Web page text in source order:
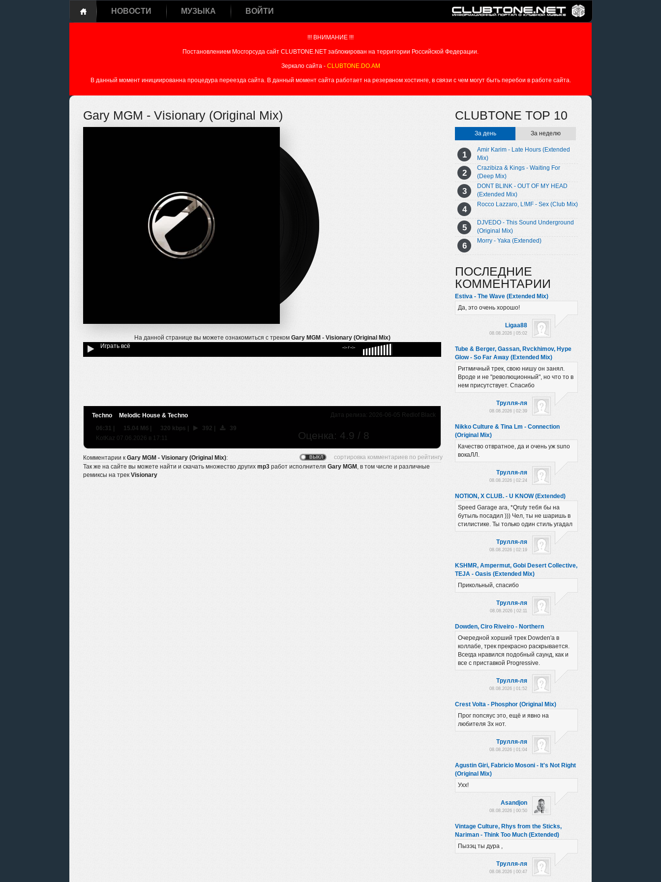
НОВОСТИ МУЗЫКА ВОЙТИ
!!! ВНИМАНИЕ !!!
Постановлением Мосгорсуда сайт CLUBTONE.NET заблокирован на территории Российской Федерации.
Зеркало сайта - CLUBTONE.DO.AM
В данный момент инициированна процедура переезда сайта. В данный момент сайта работает на резервном хостинге, в связи с чем могут быть перебои в работе сайта.
Gary MGM - Visionary (Original Mix)
На данной странице вы можете ознакомиться с треком Gary MGM - Visionary (Original Mix)
Играть всё
--:-- / --:--
Дата релиза: 2026-06-05 Redlof Black
Techno Melodic House & Techno
Оценка: 4.9 / 8
06:31 | 15.04 Мб | 320 kbps | 392 |
39
KotKaz 07.06.2026 в 17:11
Комментарии к Gary MGM - Visionary (Original Mix):
Так же на сайте вы можете найти и скачать множество других mp3 работ исполнителя Gary MGM , в том числе и различные
ремиксы на трек Visionary
CLUBTONE TOP 10
За день За неделю
Amir Karim - Late Hours (Extended
Mix)
Crazibiza & Kings - Waiting For
(Deep Mix)
DONT BLINK - OUT OF MY HEAD
(Extended Mix)
Rocco Lazzaro, L!MF - Sex (Club Mix)
DJVEDO - This Sound Underground
(Original Mix)
Morry - Yaka (Extended)
ПОСЛЕДНИЕ
КОММЕНТАРИИ
Estiva - The Wave (Extended Mix)
Да, это очень хорошо!
Ligaa88
08.08.2026 | 05:02
Tube & Berger, Gassan, Rvckhimov, Hype
Glow - So Far Away (Extended Mix)
Ритмичный трек, свою нишу он занял.
Вроде и не "революционный", но что то в
нем присутствует. Спасибо
Трулля-ля
08.08.2026 | 02:39
Nikko Culture & Tina Lm - Connection
(Original Mix)
Качество отвратное, да и очень уж suno
вокаЛЛ.
Трулля-ля
08.08.2026 | 02:24
NOTION, X CLUB. - U KNOW (Extended)
Speed Garage ага, *Qruty тебя бы на
бутыль посадил ))) Чел, ты не шаришь в
стилистике. Ты только один стиль угадал
Трулля-ля
08.08.2026 | 02:19
KSHMR, Ampermut, Gobi Desert Collective,
TEJA - Oasis (Extended Mix)
Прикольный, спасибо
Трулля-ля
08.08.2026 | 02:11
Dowden, Ciro Riveiro - Northern
Очередной хорший трек Dowden'а в
коллабе, трек прекрасно раскрывается.
Всегда нравился подобный саунд, как и
все с приставкой Progressive.
Трулля-ля
08.08.2026 | 01:52
Crest Volta - Phosphor (Original Mix)
Прог попсяус это, ещё и явно на
любителя 3х нот.
Трулля-ля
08.08.2026 | 01:04
Agustin Giri, Fabricio Mosoni - It's Not Right
(Original Mix)
Ухх!
Asandjon
08.08.2026 | 00:50
Vintage Culture, Rhys from the Sticks,
Nariman - Think Too Much (Extended)
Пызэц ты дура ,
Трулля-ля
08.08.2026 | 00:47